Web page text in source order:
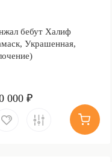
бебут Халиф
Украшенная,
000 ₽